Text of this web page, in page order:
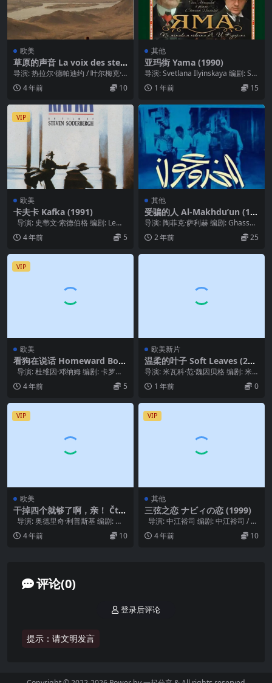
欧美
草原的声音 La voix des step
pes (2014)
导演: 热拉尔·德帕迪约 / 叶尔梅克·
希纳巴耶夫 编剧: Vincent Ra...
4 年前 10
其他
亚玛街 Yama (1990)
导演: Svetlana Ilyinskaya 编剧: Sv
etlana Ily...
1 年前 15
VIP
欧美
卡夫卡 Kafka (1991)
导演: 史蒂文·索德伯格 编剧: Lem
Dobbs 主演: 杰瑞...
4 年前 5
其他
受骗的人 Al-Makhdu’un (19
72)
导演: 陶菲克·萨利赫 编剧: Ghassan
Kanafani / Tewfi...
2 年前 25
VIP
欧美
看狗在说话 Homeward Bou
nd: The Incredible Journey
(1993)
导演: 杜维因·邓纳姆 编剧: 卡罗琳·
汤普森 / 琳达·伍尔芙顿...
4 年前 5
欧美新片
温柔的叶子 Soft Leaves (202
5)
导演: 米瓦科·范·魏因贝格 编剧: 米
瓦科·范·魏因贝格 主演: 基尔特·范·...
1 年前 0
VIP
欧美
干掉四个就够了啊，亲！ Čtyř
i vraždy stačí, drahoušku
(1970)
导演: 奥德里奇·利普斯基 编剧: 奥
德里奇·利普斯基 / Nen...
4 年前 10
VIP
其他
三弦之恋 ナビィの恋 (1999)
导演: 中江裕司 编剧: 中江裕司 / 中
江素子 主演: 西田尚美...
4 年前 10
评论(0)
提示：请文明发言
登录后评论